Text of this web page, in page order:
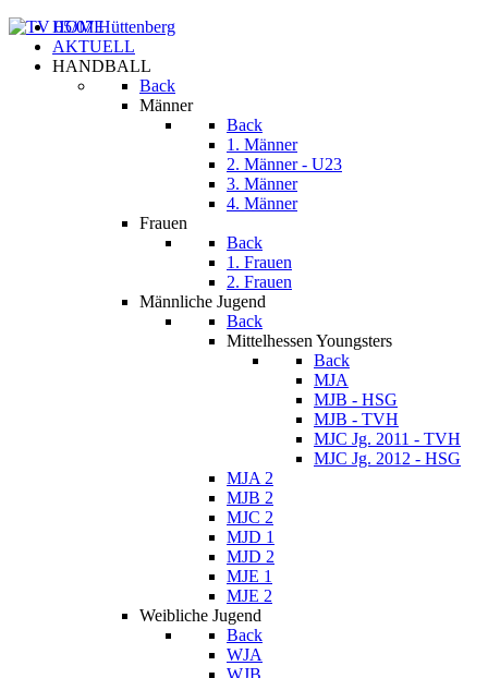
HOME
AKTUELL
HANDBALL
Back
Männer
Back
1. Männer
2. Männer - U23
3. Männer
4. Männer
Frauen
Back
1. Frauen
2. Frauen
Männliche Jugend
Back
Mittelhessen Youngsters
Back
MJA
MJB - HSG
MJB - TVH
MJC Jg. 2011 - TVH
MJC Jg. 2012 - HSG
MJA 2
MJB 2
MJC 2
MJD 1
MJD 2
MJE 1
MJE 2
Weibliche Jugend
Back
WJA
WJB